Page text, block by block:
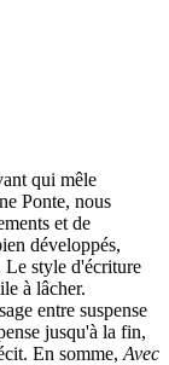
qui mêle
Ponte, nous
et de
développés,
Le style d'écriture
à lâcher.
entre suspense
jusqu'à la fin,
En somme, Avec